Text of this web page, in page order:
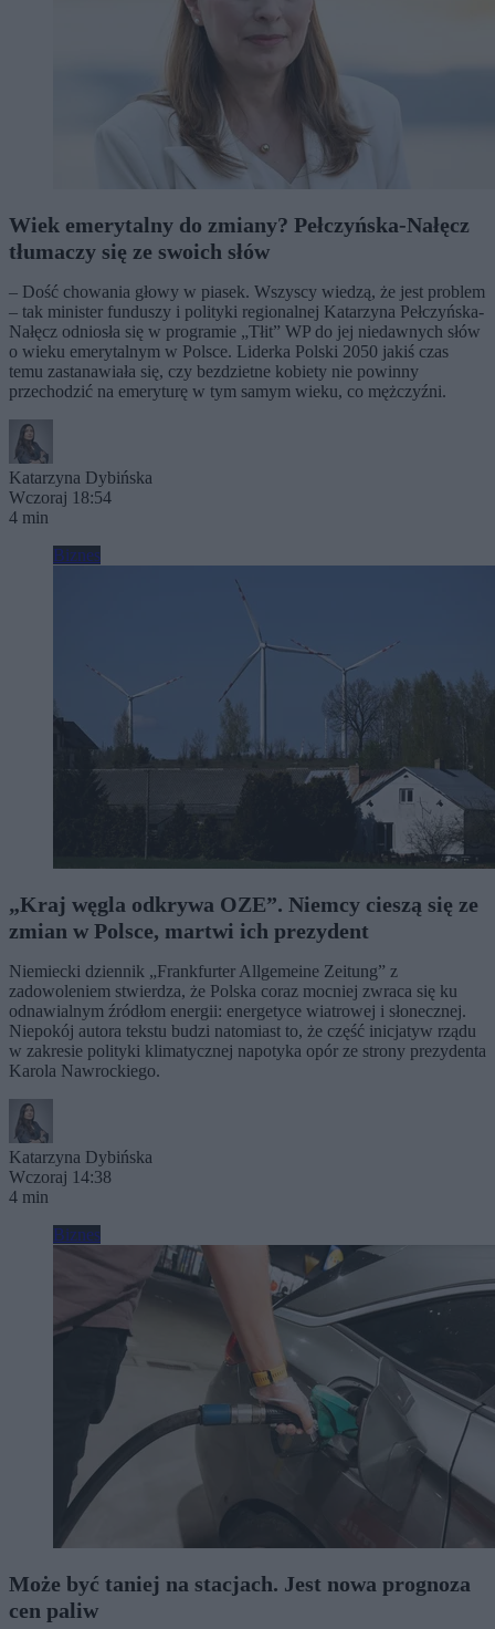
Wiek emerytalny do zmiany? Pełczyńska-Nałęcz
tłumaczy się ze swoich słów
– Dość chowania głowy w piasek. Wszyscy wiedzą, że jest problem
– tak minister funduszy i polityki regionalnej Katarzyna Pełczyńska-
Nałęcz odniosła się w programie „Tłit” WP do jej niedawnych słów
o wieku emerytalnym w Polsce. Liderka Polski 2050 jakiś czas
temu zastanawiała się, czy bezdzietne kobiety nie powinny
przechodzić na emeryturę w tym samym wieku, co mężczyźni.
Katarzyna Dybińska
Wczoraj 18:54
4 min
Biznes
„Kraj węgla odkrywa OZE”. Niemcy cieszą się ze
zmian w Polsce, martwi ich prezydent
Niemiecki dziennik „Frankfurter Allgemeine Zeitung” z
zadowoleniem stwierdza, że Polska coraz mocniej zwraca się ku
odnawialnym źródłom energii: energetyce wiatrowej i słonecznej.
Niepokój autora tekstu budzi natomiast to, że część inicjatyw rządu
w zakresie polityki klimatycznej napotyka opór ze strony prezydenta
Karola Nawrockiego.
Katarzyna Dybińska
Wczoraj 14:38
4 min
Biznes
Może być taniej na stacjach. Jest nowa prognoza
cen paliw